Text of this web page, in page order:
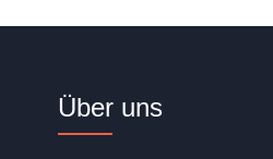
Über uns